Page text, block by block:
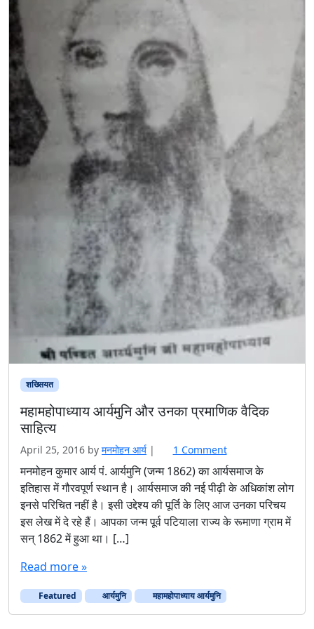
शख्सियत
महामहोपाध्याय आर्यमुनि और उनका प्रमाणिक वैदिक
साहित्य
April 25, 2016 by मनमोहन आर्य | 1 Commento
n
म
हा
म
हो
र्य
मु
मनमोहन कुमार आर्य पं. आर्यमुनि (जन्म 1862) का आर्यसमाज के
इतिहास में गौरवपूर्ण स्थान है। आर्यसमाज की नई पीढ़ी के अधिकांश लोग
इनसे परिचित नहीं है। इसी उद्देश्य की पूर्ति के लिए आज उनका परिचय
इस लेख में दे रहे हैं। आपका जन्म पूर्व पटियाला राज्य के रूमाणा ग्राम में
सन् 1862 में हुआ था। […]
Read more »
Featured आर्यमुनि महामहोपाध्याय आर्यमुनि